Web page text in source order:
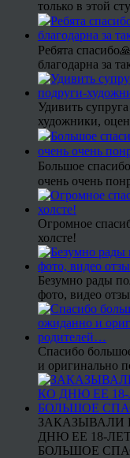
только в этой
Ребята
благодарна за
Удивить
художники,
Большое
очень очень
Огромное
холсте!
Безумно рады
фото, видео
Спасибо
и оригинально
ЗАКАЗЫВАЛИ
ДНЮ ЕЕ 18-
БОЛЬШОЕ